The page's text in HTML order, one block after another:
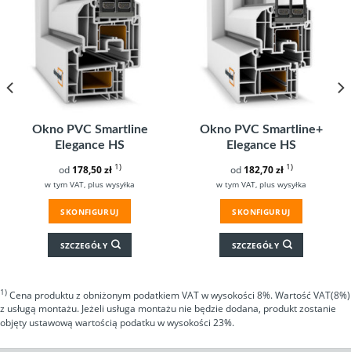
Okno PVC Smartline
Elegance HS
od 178,50zł1)
w tym VAT, plus wysyłka
SKONFIGURUJ
SZCZEGÓŁY
Okno PVC Smartline+
Elegance HS
od 182,70zł1)
w tym VAT, plus wysyłka
SKONFIGURUJ
SZCZEGÓŁY
1) Cena produktu z obniżonym podatkiem VAT w wysokości 8%. Wartość VAT(8%)
z usługą montażu. Jeżeli usługa montażu nie będzie dodana, produkt zostanie
objęty ustawową wartością podatku w wysokości 23%.